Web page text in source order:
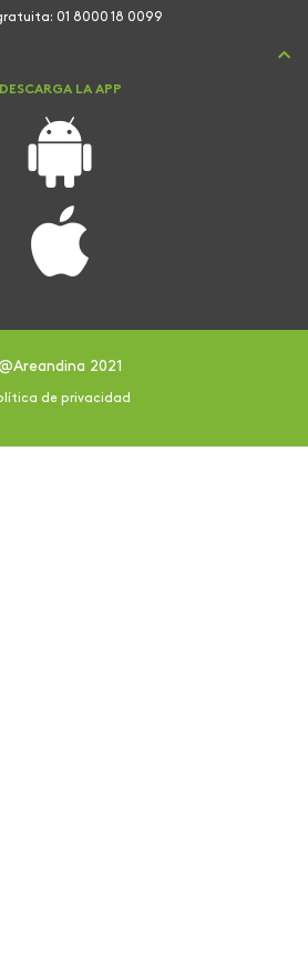
01 8000 18 0099
DESCARGA LA APP
2021
de privacidad